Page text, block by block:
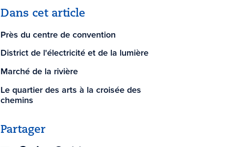
Dans cet article
Près du centre de convention
District de l'électricité et de la lumière
Marché de la rivière
Le quartier des arts à la croisée des
chemins
Partager